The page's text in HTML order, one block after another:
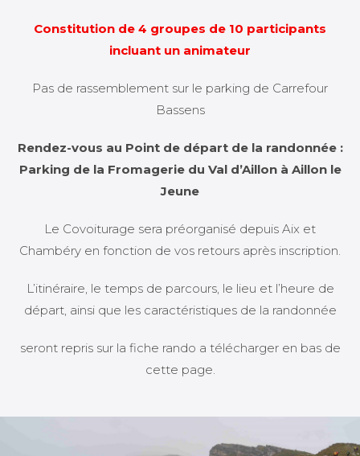
Constitution de 4 groupes de 10 participants
incluant un animateur
Pas de rassemblement sur le parking de Carrefour
Bassens
Rendez-vous au Point de départ de la randonnée :
Parking de la Fromagerie du Val d’Aillon à Aillon le
Jeune
Le Covoiturage sera préorganisé depuis Aix et
Chambéry en fonction de vos retours après inscription.
L’itinéraire, le temps de parcours, le lieu et l’heure de
départ, ainsi que les caractéristiques de la randonnée
seront repris sur la fiche rando a télécharger en bas de
cette page.